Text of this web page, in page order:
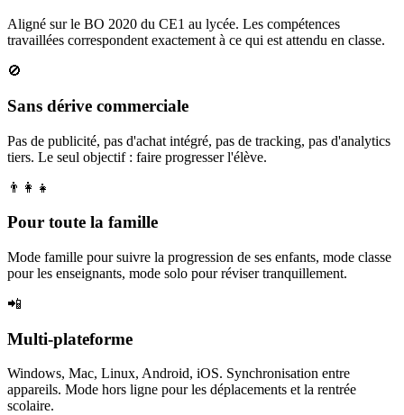
Aligné sur le BO 2020 du CE1 au lycée. Les compétences
travaillées correspondent exactement à ce qui est attendu en classe.
🚫
Sans dérive commerciale
Pas de publicité, pas d'achat intégré, pas de tracking, pas d'analytics
tiers. Le seul objectif : faire progresser l'élève.
👨‍👩‍👧
Pour toute la famille
Mode famille pour suivre la progression de ses enfants, mode classe
pour les enseignants, mode solo pour réviser tranquillement.
📲
Multi-plateforme
Windows, Mac, Linux, Android, iOS. Synchronisation entre
appareils. Mode hors ligne pour les déplacements et la rentrée
scolaire.